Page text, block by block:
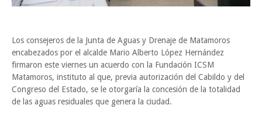
Los consejeros de la Junta de Aguas y Drenaje de Matamoros
encabezados por el alcalde Mario Alberto López Hernández
firmaron este viernes un acuerdo con la Fundación ICSM
Matamoros, instituto al que, previa autorización del Cabildo y del
Congreso del Estado, se le otorgaría la concesión de la totalidad
de las aguas residuales que genera la ciudad.